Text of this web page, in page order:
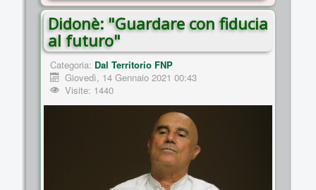
Didonè: "Guardare con fiducia
al futuro"
Categoria: Dal Territorio FNP
Giovedì, 14 Gennaio 2021 00:43
Visite: 1440